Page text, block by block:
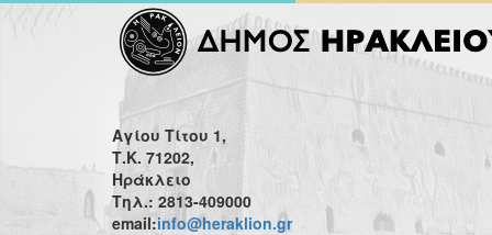
Αγίου Τίτου 1,
Τ.Κ. 71202,
Ηράκλειο
Τηλ.: 2813-409000
email:info@heraklion.gr